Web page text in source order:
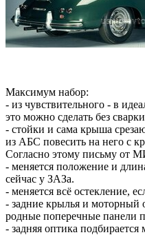
Максимум набор:
- из чувствительного - в
это можно сделать без
- стойки и сама крыша
из АБС повесить на него с
Согласно этому письму от
- меняется положение и
сейчас у ЗАЗа.
- меняется всё остекление,
- задние крылья и моторный
родные поперечные панели
- задняя оптика